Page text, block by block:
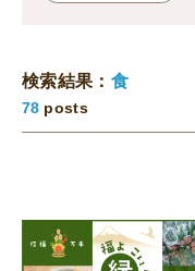
検索結果： 食
78 posts